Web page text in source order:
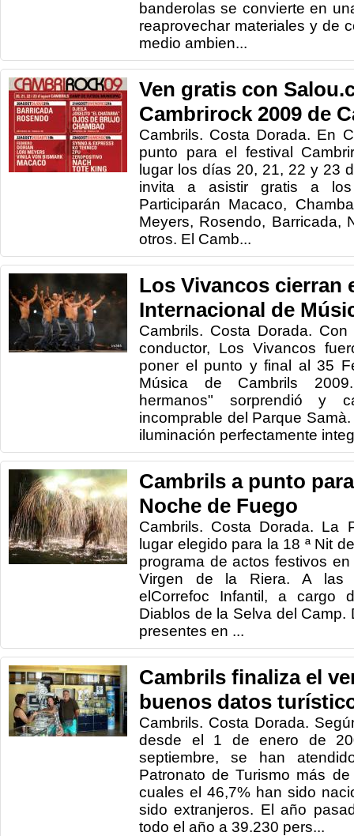
banderolas se convierte en
reaprovechar materiales y de
medio ambien...
Ven gratis con
Cambrirock 2009 de
Cambrils. Costa Dorada. En
punto para el festival
lugar los días 20, 21, 22 y 23
invita a asistir gratis a los
Participarán Macaco,
Meyers, Rosendo, Barricada,
otros. El Camb...
Los Vivancos cierran
Internacional de
Cambrils. Costa Dorada.
conductor, Los Vivancos
poner el punto y final al 35
Música de Cambrils
hermanos" sorprendió y
incomprable del Parque
iluminación perfectamente
Cambrils a punto
Noche de Fuego
Cambrils. Costa Dorada. La
lugar elegido para la 18 ª Nit
programa de actos festivos
Virgen de la Riera. A las
elCorrefoc Infantil, a cargo
Diablos de la Selva del
presentes en ...
Cambrils finaliza el
buenos datos
Cambrils. Costa Dorada.
desde el 1 de enero de
septiembre, se han
Patronato de Turismo más
cuales el 46,7% han sido
sido extranjeros. El año
todo el año a 39.230 pers...